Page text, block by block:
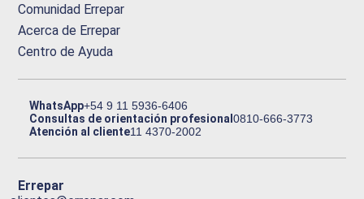
Comunidad Errepar
Acerca de Errepar
Centro de Ayuda
WhatsApp+54 9 11 5936-6406
Consultas de orientación profesional0810-666-3773
Atención al cliente11 4370-2002
Errepar